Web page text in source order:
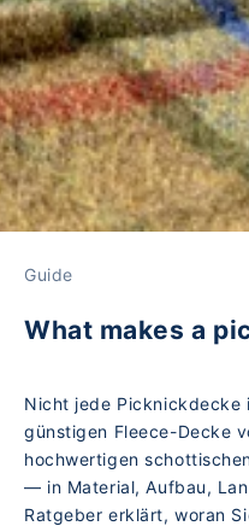
Guide
What makes a
Nicht jede Picknickdecke
günstigen Fleece-Decke
hochwertigen
— in Material, Aufbau,
Ratgeber erklärt, woran